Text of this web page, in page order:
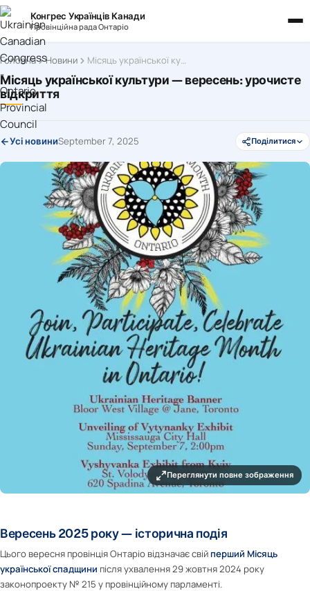
Конгрес Українців Канади
Провінційна рада Онтаріо
Головна Новини Місяць української культури — вересень: урочисте відкриття
Місяць української культури — вересень: урочисте
відкриття
Усі новиниSeptember 7, 2025 Поділитися
Переглянути повне зображення
Вересень 2025 року — історична подія
Цього вересня провінція Онтаріо відзначає свій перший Місяць
української спадщини після ухвалення 29 жовтня 2024 року
законопроекту № 215 у провінційному парламенті.